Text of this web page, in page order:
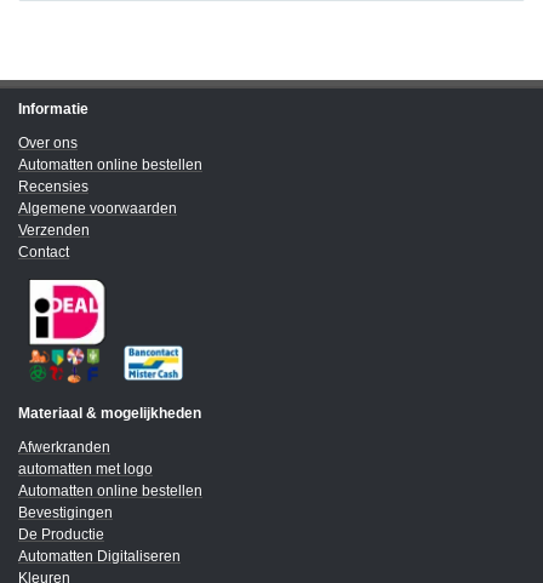
Informatie
Over ons
Automatten online bestellen
Recensies
Algemene voorwaarden
Verzenden
Contact
Materiaal & mogelijkheden
Afwerkranden
automatten met logo
Automatten online bestellen
Bevestigingen
De Productie
Automatten Digitaliseren
Kleuren